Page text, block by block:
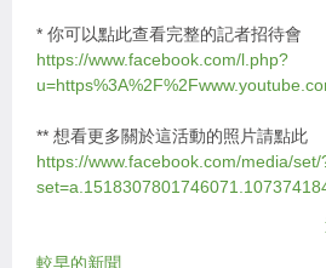
* 你可以點此查看完整的記者招待會
https://www.facebook.com/l.php?
** 想看更多關於這活動的照片請點此
https://www.facebook.com/media/set/
較早的新聞